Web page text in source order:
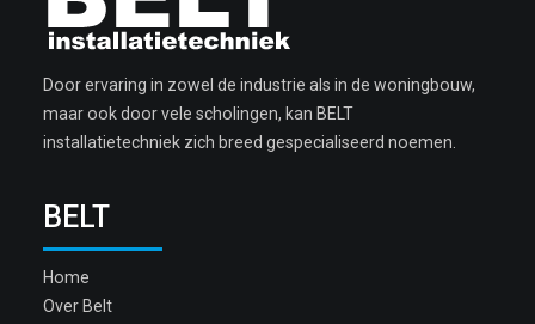
Door ervaring in zowel de industrie als in de woningbouw,
maar ook door vele scholingen, kan BELT
installatietechniek zich breed gespecialiseerd noemen.
BELT
Home
Over Belt